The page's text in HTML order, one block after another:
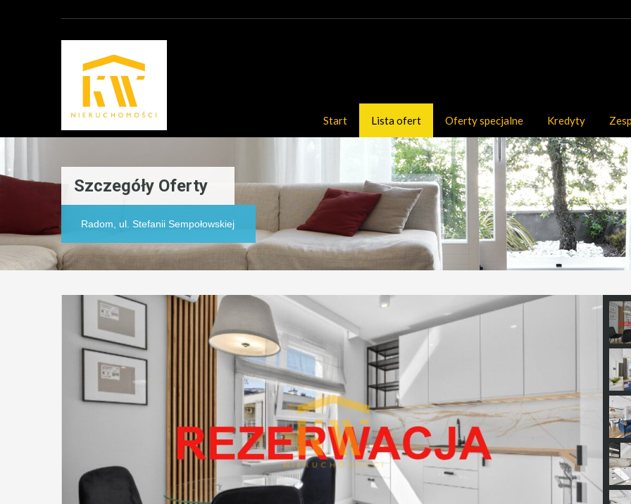
Start Lista ofert Oferty specjalne Kredyty
Szczegóły Oferty
Radom, ul. Stefanii Sempołowskiej